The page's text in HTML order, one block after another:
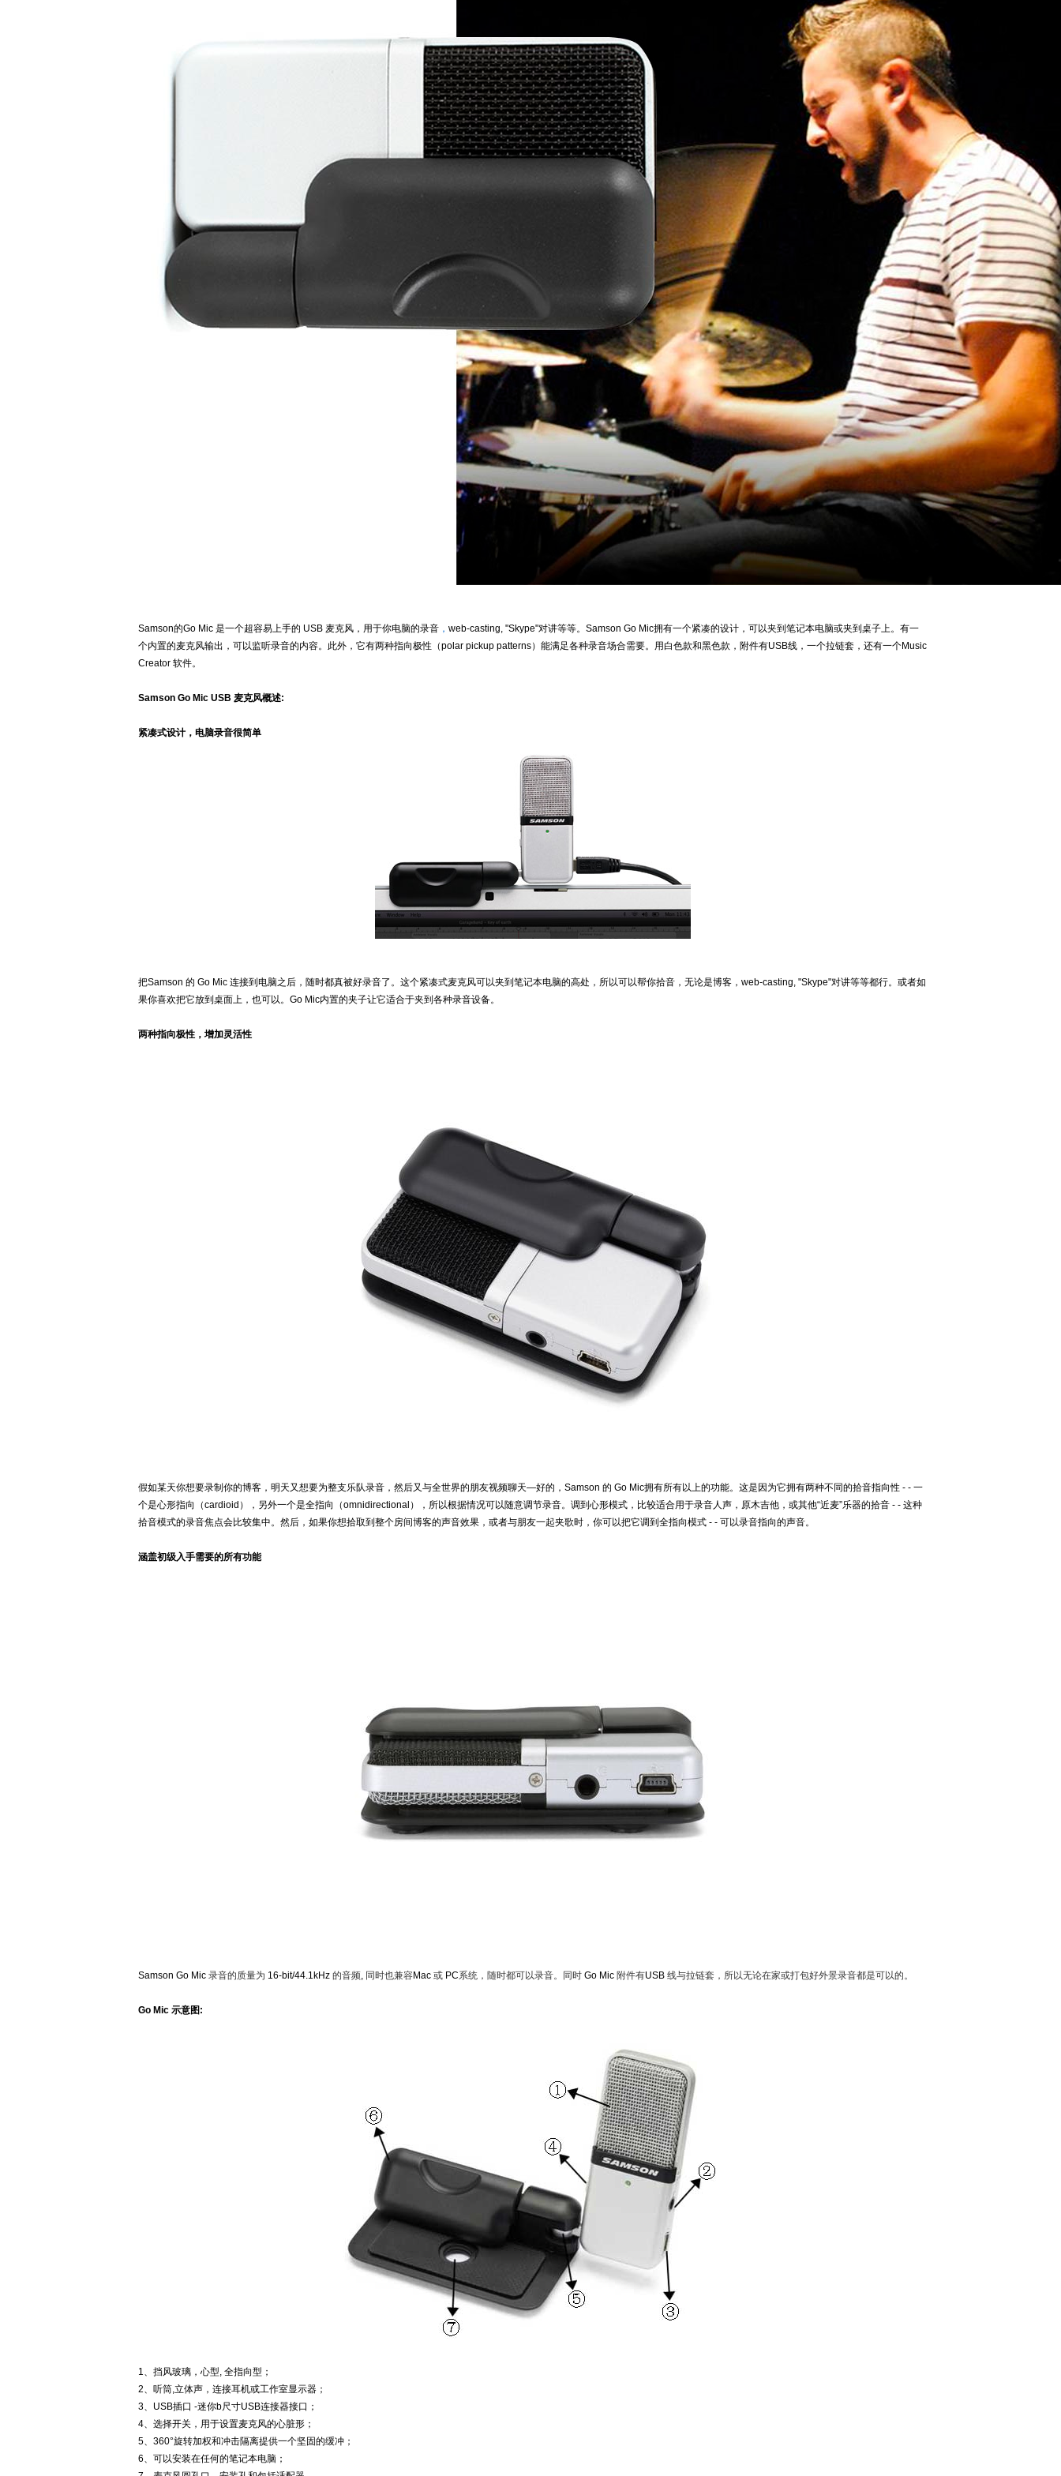
Samson的Go Mic 是一个超容易上手的 USB 麦克风，用于你电脑的录音 ， web-casting, "Skype"对讲等等。 Samson Go Mic拥有一个紧凑的设计，可以夹到笔记本电脑或夹到桌子上。有一
个内置的麦克风输出，可以监听录音的内容。此外，它有两种指向极性（polar pickup patterns）能满足各种录音场合需要。用白色款和黑色款，附件有USB线，一个拉链套，还有一个Music
Creator 软件。
Samson Go Mic USB 麦克风概述:
紧凑式设计，电脑录音很简单
把Samson 的 Go Mic 连接到电脑之后，随时都真被好录音了。这个紧凑式麦克风可以夹到笔记本电脑的高处，所以可以帮你拾音，无论是博客， web-casting, "Skype"对讲等等都行。或者如
果你喜欢把它放到桌面上，也可以。 Go Mic内置的夹子让它适合于夹到各种录音设备。
两种指向极性，增加灵活性
假如某天你想要录制你的博客，明天又想要为整支乐队录音，然后又与全世界的朋友视频聊天—好的， Samson 的 Go Mic拥有所有以上的功能。这是因为它拥有两种不同的拾音指向性 - - 一
个是心形指向（cardioid ），另外一个是全指向（omnidirectional ），所以根据情况可以随意调节录音。调到心形模式，比较适合用于录音人声，原木吉他，或其他“近麦”乐器的拾音 - - 这种
拾音模式的录音焦点会比较集中。然后，如果你想拾取到整个房间博客的声音效果，或者与朋友一起夹歌时，你可以把它调到全指向模式 - - 可以录音指向的声音。
涵盖初级入手需要的所有功能
Samson Go Mic 录音的质量为 16-bit/44.1kHz 的音频, 同时也兼容Mac 或 PC系统，随时都可以录音。同时 Go Mic 附件有USB 线与拉链套，所以无论在家或打包好外景录音都是可以的。
Go Mic 示意图 :
1、挡风玻璃，心型, 全指向型；
2、听筒,立体声，连接耳机或工作室显示器；
3、 USB插口 -迷你b尺寸USB连接器接口；
4、选择开关，用于设置麦克风的心脏形；
5、 360°旋转加权和冲击隔离提供一个坚固的缓冲；
6、可以安装在任何的笔记本电脑；